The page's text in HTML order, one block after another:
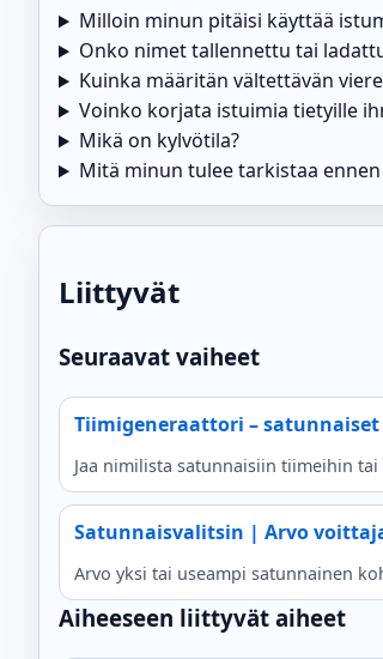
Milloin minun pitäisi käyttää
Onko nimet tallennettu tai
Kuinka määritän vältettävän
Voinko korjata istuimia tietyille
Mikä on kylvötila?
Mitä minun tulee tarkistaa
Liittyvät
Seuraavat vaiheet
Tiimigeneraattori –
Jaa nimilista satunnaisiin tiimeihin
Satunnaisvalitsin | Arvo
Arvo yksi tai useampi satunnainen
Aiheeseen liittyvät aiheet